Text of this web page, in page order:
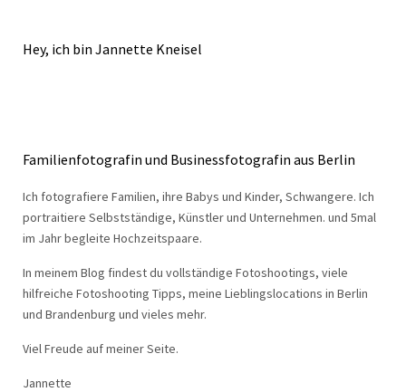
Hey, ich bin Jannette Kneisel
Familienfotografin und Businessfotografin aus Berlin
Ich fotografiere Familien, ihre Babys und Kinder, Schwangere. Ich
portraitiere Selbstständige, Künstler und Unternehmen. und 5mal
im Jahr begleite Hochzeitspaare.
In meinem Blog findest du vollständige Fotoshootings, viele
hilfreiche Fotoshooting Tipps, meine Lieblingslocations in Berlin
und Brandenburg und vieles mehr.
Viel Freude auf meiner Seite.
Jannette